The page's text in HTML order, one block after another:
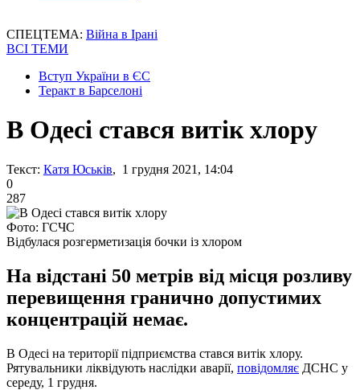
СПЕЦТЕМА: Війна в Ірані
ВСІ ТЕМИ
Вступ України в ЄС
Теракт в Барселоні
В Одесі стався витік хлору
Текст: Катя Юськів, 1 грудня 2021, 14:04
0
287
Фото: ГСЧС
Відбулася розгерметизація бочки із хлором
На відстані 50 метрів від місця розливу
перевищення гранично допустимих
концентрацій немає.
В Одесі на території підприємства стався витік хлору.
Рятувальники ліквідують наслідки аварії, повідомляє ДСНС у
середу, 1 грудня.